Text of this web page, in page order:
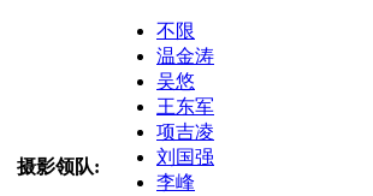
摄影领队:
不限
温金涛
吴悠
王东军
项吉凌
刘国强
李峰